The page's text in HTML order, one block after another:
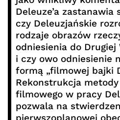
Deleuze’a zastanawia
czy Deleuzjańskie
rodzaje obrazów
odniesienia do Drugiej
i czy owo odniesienie
formą „filmowej bajki
Rekonstrukcja
filmowego w pracy
pozwala na